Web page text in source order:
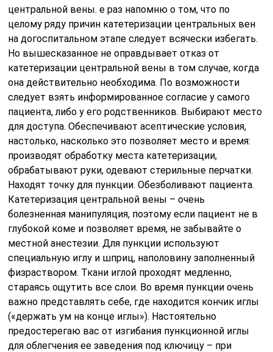
центральной вены. е раз напомню о том, что по
целому ряду причин катетеризации центральных вен
на догоспитальном этапе следует всячески избегать.
Но вышесказанное не оправдывает отказ от
катетеризации центральной вены в том случае, когда
она действительно необходима. По возможности
следует взять информированное согласие у самого
пациента, либо у его родственников. Выбирают место
для доступа. Обеспечивают асептические условия,
настолько, насколько это позволяет место и время:
производят обработку места катетеризации,
обрабатывают руки, одевают стерильные перчатки.
Находят точку для пункции. Обезболивают пациента.
Катетеризация центральной вены – очень
болезненная манипуляция, поэтому если пациент не в
глубокой коме и позволяет время, не забывайте о
местной анестезии. Для пункции используют
специальную иглу и шприц, наполовину заполненный
физраствором. Ткани иглой проходят медленно,
стараясь ощутить все слои. Во время пункции очень
важно представлять себе, где находится кончик иглы
(«держать ум на конце иглы»). Настоятельно
предостерегаю вас от изгибания пункционной иглы
для облегчения ее заведения под ключицу – при